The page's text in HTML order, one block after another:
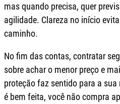
mas quando precisa, quer
agilidade. Clareza no início
caminho.
No fim das contas, contratar
sobre achar o menor preço e
proteção faz sentido para a
é bem feita, você não compra